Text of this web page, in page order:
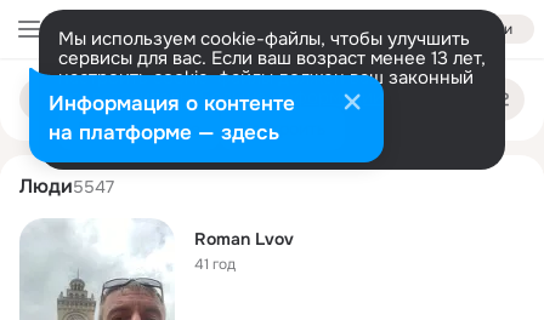
Войти
Мы используем cookie-файлы, чтобы улучшить
сервисы для вас. Если ваш возраст менее 13 лет,
настроить cookie-файлы должен ваш законный
представитель. Больше информации
Разрешить все Настроить
Поиск
людям
roman lvov
Люди5547
Roman Lvov
41 год
Информация о контенте
на платформе — здесь